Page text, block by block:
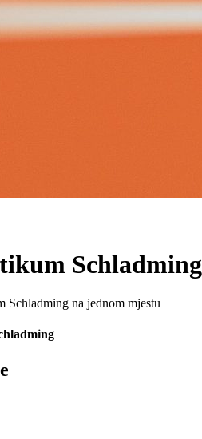
Schladming
Schladming na jednom mjestu